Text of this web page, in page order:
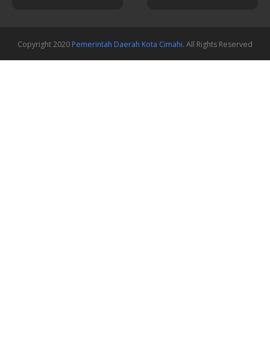
Copyright 2020 Pemerintah Daerah Kota Cimahi. All Rights Reserved